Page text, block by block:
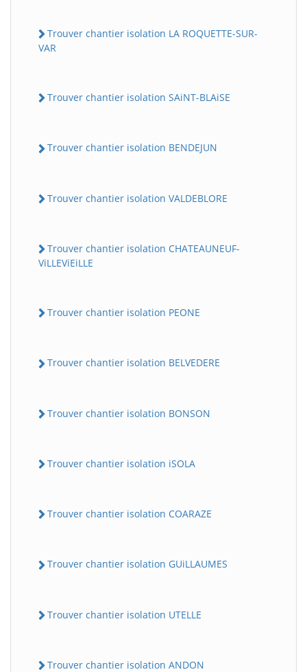
Trouver chantier isolation LA ROQUETTE-SUR-
VAR
Trouver chantier isolation SAiNT-BLAiSE
Trouver chantier isolation BENDEJUN
Trouver chantier isolation VALDEBLORE
Trouver chantier isolation CHATEAUNEUF-
ViLLEViEiLLE
Trouver chantier isolation PEONE
Trouver chantier isolation BELVEDERE
Trouver chantier isolation BONSON
Trouver chantier isolation iSOLA
Trouver chantier isolation COARAZE
Trouver chantier isolation GUiLLAUMES
Trouver chantier isolation UTELLE
Trouver chantier isolation ANDON